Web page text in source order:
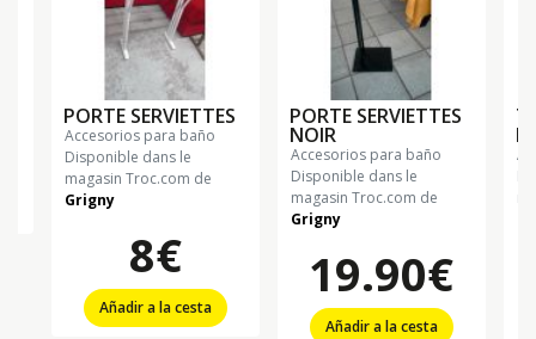
PORTE SERVIETTES
accesorios para baño
Disponible dans le
magasin Troc.com de
Grigny
8€
Añadir a la cesta
PORTE SERVIETTES
NOIR
accesorios para baño
Disponible dans le
magasin Troc.com de
Grigny
19.90€
Añadir a la cesta